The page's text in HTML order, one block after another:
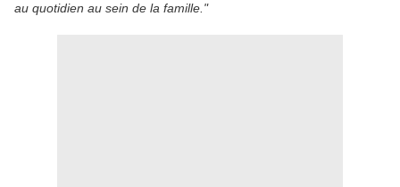
au quotidien au sein de la famille."